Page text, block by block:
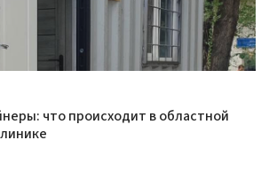
что происходит в областной